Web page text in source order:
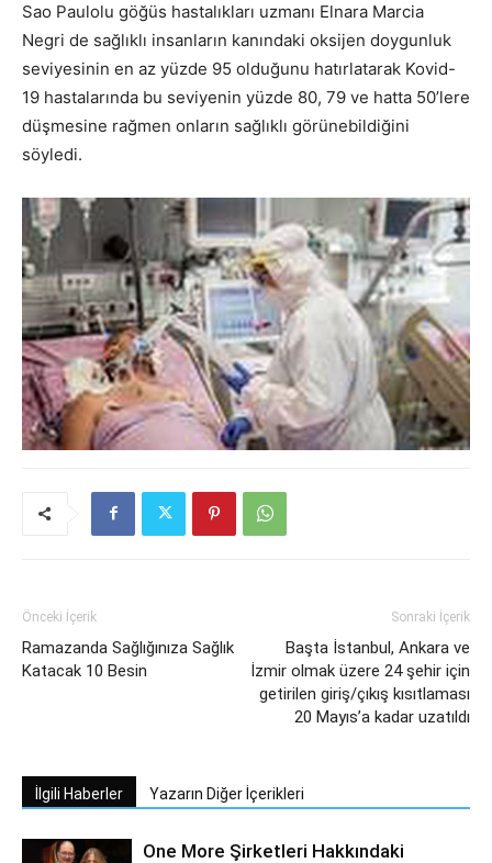
Sao Paulolu göğüs hastalıkları uzmanı Elnara Marcia
Negri de sağlıklı insanların kanındaki oksijen doygunluk
seviyesinin en az yüzde 95 olduğunu hatırlatarak Kovid-
19 hastalarında bu seviyenin yüzde 80, 79 ve hatta 50’lere
düşmesine rağmen onların sağlıklı görünebildiğini
söyledi.
Önceki İçerik
Ramazanda Sağlığınıza Sağlık
Katacak 10 Besin
Sonraki İçerik
Başta İstanbul, Ankara ve
İzmir olmak üzere 24 şehir için
getirilen giriş/çıkış kısıtlaması
20 Mayıs’a kadar uzatıldı
İlgili Haberler Yazarın Diğer İçerikleri
One More Şirketleri Hakkındaki